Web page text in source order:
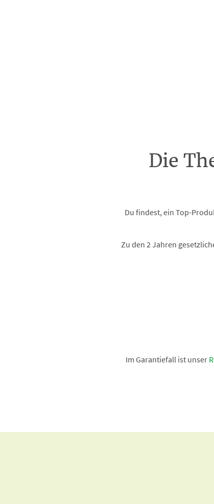
Die
Du findest, ein Top-
Zu den 2 Jahren
Im Garantiefall ist unser